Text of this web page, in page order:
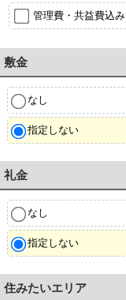
管理費・共益費込み
敷金
なし
指定しない
礼金
なし
指定しない
住みたいエリア